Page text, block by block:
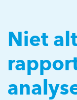
Niet